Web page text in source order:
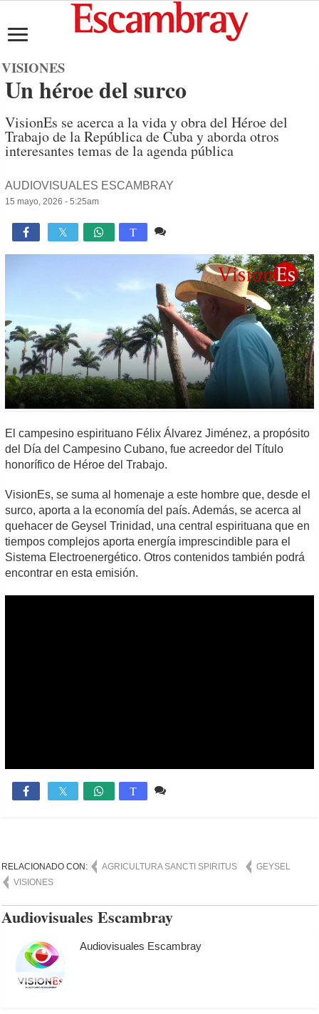
VISIONES
Un héroe del surco
VisionEs se acerca a la vida y obra del Héroe del
Trabajo de la República de Cuba y aborda otros
interesantes temas de la agenda pública
AUDIOVISUALES ESCAMBRAY
15 mayo, 2026 - 5:25am
 T
El campesino espirituano Félix Álvarez Jiménez, a propósito
del Día del Campesino Cubano, fue acreedor del Título
honorífico de Héroe del Trabajo.
VisionEs, se suma al homenaje a este hombre que, desde el
surco, aporta a la economía del país. Además, se acerca al
quehacer de Geysel Trinidad, una central espirituana que en
tiempos complejos aporta energía imprescindible para el
Sistema Electroenergético. Otros contenidos también podrá
encontrar en esta emisión.
 T
RELACIONADO CON: AGRICULTURA SANCTI SPIRITUS
GEYSEL
VISIONES
Audiovisuales Escambray
Audiovisuales Escambray